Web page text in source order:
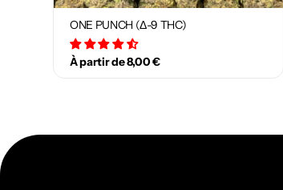
ONE PUNCH (Δ-9 THC)
À partir de 8,00 €